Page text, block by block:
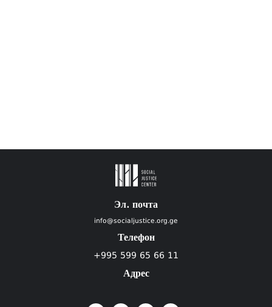
Эл. почта
info@socialjustice.org.ge
Телефон
+995 599 65 66 11
Адрес